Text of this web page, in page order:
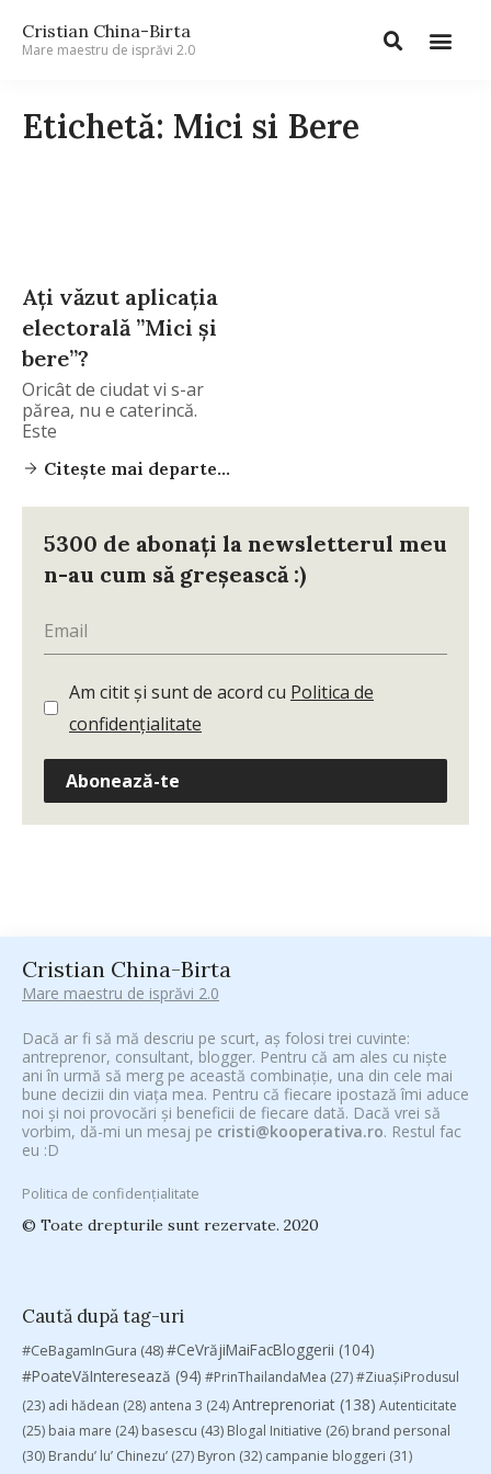
Cristian China-Birta
Mare maestru de isprăvi 2.0
Etichetă: Mici si Bere
Ați văzut aplicația
electorală ”Mici și
bere”?
Oricât de ciudat vi s-ar
părea, nu e caterincă.
Este
Citește mai departe...
5300 de abonați la newsletterul meu
n-au cum să greșească :)
Am citit și sunt de acord cu Politica de
confidențialitate
Abonează-te
Cristian China-Birta
Mare maestru de isprăvi 2.0
Dacă ar fi să mă descriu pe scurt, aș folosi trei cuvinte:
antreprenor, consultant, blogger. Pentru că am ales cu niște
ani în urmă să merg pe această combinație, una din cele mai
bune decizii din viața mea. Pentru că fiecare ipostază îmi aduce
noi și noi provocări și beneficii de fiecare dată. Dacă vrei să
vorbim, dă-mi un mesaj pe cristi@kooperativa.ro. Restul fac
eu :D
Politica de confidențialitate
© Toate drepturile sunt rezervate. 2020
Caută după tag-uri
#CeBagamInGura (48)#CeVrăjiMaiFacBloggerii (104)
#PoateVăInteresează (94) #PrinThailandaMea (27)#ZiuaȘiProdusul
(23) adi hădean (28) antena 3 (24)Antreprenoriat (138) Autenticitate
(25) baia mare (24) basescu (43) Blogal Initiative (26) brand personal
(30) Brandu’ lu’ Chinezu’ (27) Byron (32) campanie bloggeri (31)